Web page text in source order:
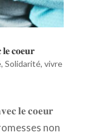
𝐜𝐨𝐞𝐮𝐫
, Solidarité, vivre
𝐥𝐞 𝐜𝐨𝐞𝐮𝐫
non